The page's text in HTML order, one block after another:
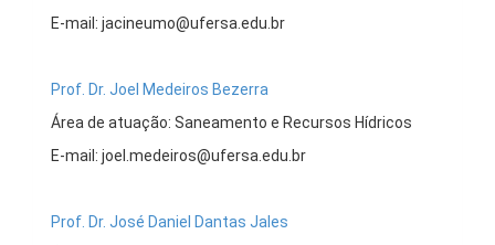
E-mail: jacineumo@ufersa.edu.br
Prof. Dr. Joel Medeiros Bezerra
Área de atuação: Saneamento e Recursos Hídricos
E-mail: joel.medeiros@ufersa.edu.br
Prof. Dr. José Daniel Dantas Jales